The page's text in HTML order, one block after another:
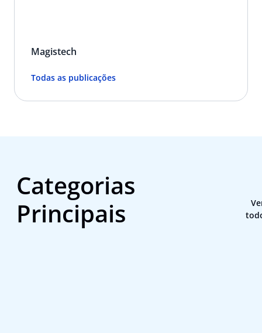
Magistech
Todas as publicações
Categorias
Principais